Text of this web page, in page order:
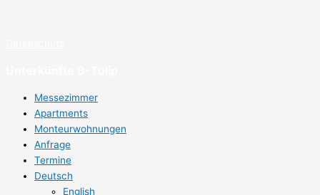
Messezimmer
Apartments
Monteurwohnungen
Anfrage
Termine
Deutsch
English